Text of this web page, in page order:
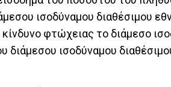
ισοδύναμου διαθέσιμου
φτώχειας το διάμεσο
διάμεσου ισοδύναμου